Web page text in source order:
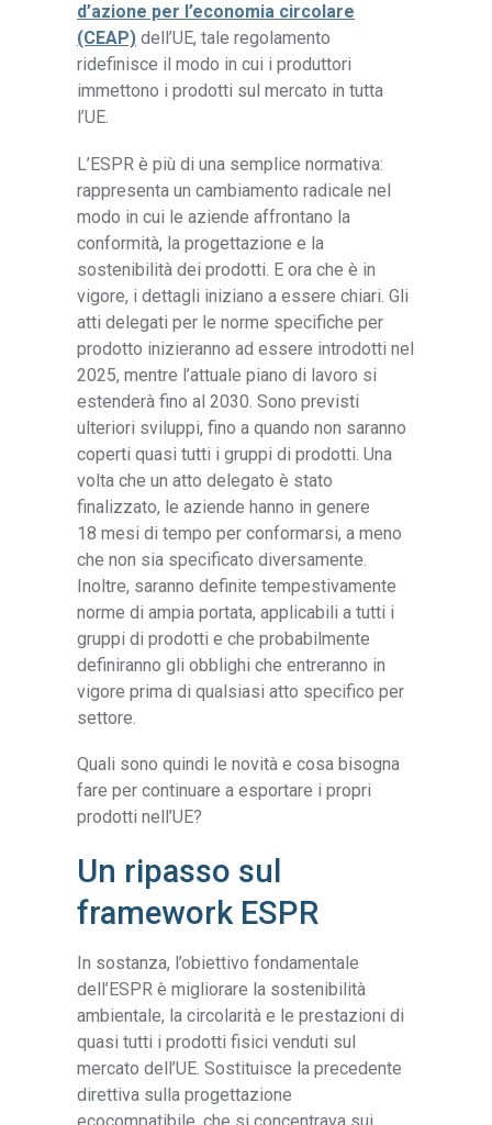
d’azione per l’economia circolare
(CEAP) dell’UE, tale regolamento
ridefinisce il modo in cui i produttori
immettono i prodotti sul mercato in tutta
l’UE.
L’ESPR è più di una semplice normativa:
rappresenta un cambiamento radicale nel
modo in cui le aziende affrontano la
conformità, la progettazione e la
sostenibilità dei prodotti. E ora che è in
vigore, i dettagli iniziano a essere chiari. Gli
atti delegati per le norme specifiche per
prodotto inizieranno ad essere introdotti nel
2025, mentre l’attuale piano di lavoro si
estenderà fino al 2030. Sono previsti
ulteriori sviluppi, fino a quando non saranno
coperti quasi tutti i gruppi di prodotti. Una
volta che un atto delegato è stato
finalizzato, le aziende hanno in genere
18 mesi di tempo per conformarsi, a meno
che non sia specificato diversamente.
Inoltre, saranno definite tempestivamente
norme di ampia portata, applicabili a tutti i
gruppi di prodotti e che probabilmente
definiranno gli obblighi che entreranno in
vigore prima di qualsiasi atto specifico per
settore.
Quali sono quindi le novità e cosa bisogna
fare per continuare a esportare i propri
prodotti nell’UE?
Un ripasso sul
framework ESPR
In sostanza, l’obiettivo fondamentale
dell’ESPR è migliorare la sostenibilità
ambientale, la circolarità e le prestazioni di
quasi tutti i prodotti fisici venduti sul
mercato dell’UE. Sostituisce la precedente
direttiva sulla progettazione